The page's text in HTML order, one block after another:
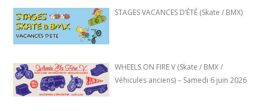
STAGES VACANCES D’ÉTÉ (Skate / BMX)
WHEELS ON FIRE V (Skate / BMX /
Véhicules anciens) – Samedi 6 juin 2026